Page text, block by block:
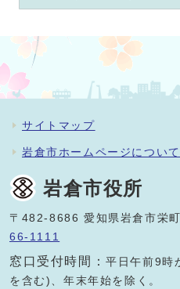
サイトマップ
岩倉市ホームページについて
岩倉市役所
〒482-8686 愛知県岩倉市栄
66-1111
窓口受付時間：平日午前9時
を含む)、年末年始を除く。